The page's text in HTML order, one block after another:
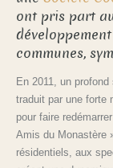
ont pris part
communes,
En 2011, un
traduit par une forte
pour faire
Amis du Monastère
résidentiels, aux